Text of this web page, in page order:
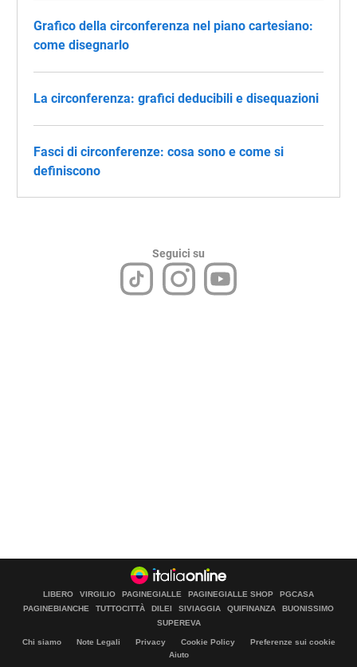
Grafico della circonferenza nel piano cartesiano:
come disegnarlo
La circonferenza: grafici deducibili e disequazioni
Fasci di circonferenze: cosa sono e come si
definiscono
Seguici su
LIBERO VIRGILIO PAGINEGIALLE PAGINEGIALLE SHOP
PGCASA
PAGINEBIANCHE
TUTTOCITTÀ DILEI SIVIAGGIA QUIFINANZA
BUONISSIMO
SUPEREVA
Chi siamo Note Legali Privacy Cookie Policy
Preferenze sui cookie
Aiuto